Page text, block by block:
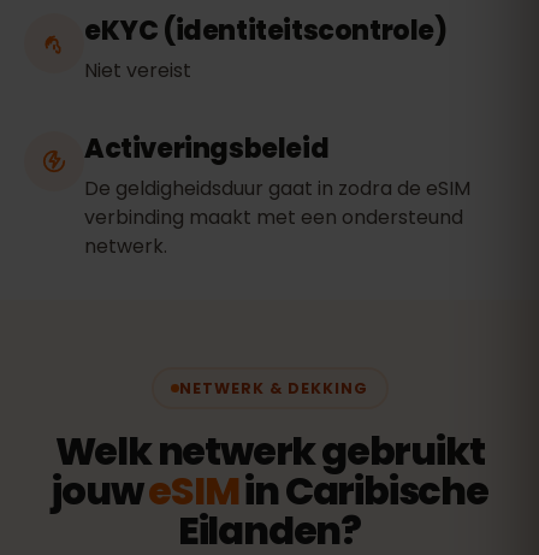
eKYC (identiteitscontrole)
Niet vereist
Activeringsbeleid
De geldigheidsduur gaat in zodra de eSIM
verbinding maakt met een ondersteund
netwerk.
NETWERK & DEKKING
Welk netwerk gebruikt
jouweSIMin Caribische
Eilanden?